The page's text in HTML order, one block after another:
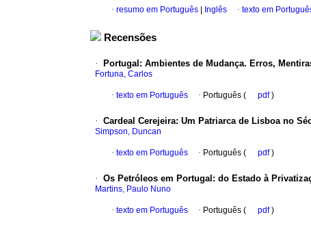
· resumo em Português Inglês · texto em
Recensões
· Portugal : Ambientes de Mudança. Erros,
Fortuna, Carlos
· texto em Português · Português ( pdf)
· Cardeal Cerejeira: Um Patriarca de Lisboa no
Simpson, Duncan
· texto em Português · Português ( pdf)
· Os Petróleos em Portugal : do Estado à
Martins, Paulo Nuno
· texto em Português · Português ( pdf)